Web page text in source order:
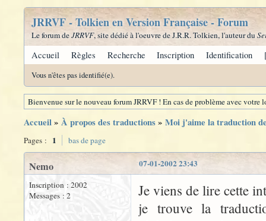
JRRVF - Tolkien en Version Française - Forum
Le forum deJRRVF, site dédié à l'oeuvre de J.R.R. Tolkien, l'auteur du
Accueil Règles Recherche Inscription Identification
Vous n'êtes pas identifié(e).
Bienvenue sur le nouveau forum JRRVF ! En cas de problème avec
Accueil» À propos des traductions» Moi j'aime la traduction
Pages : 1 bas de page
07-01-2002 23:43
Nemo
Inscription : 2002
Messages : 2
Je viens de lire cette
je trouve la